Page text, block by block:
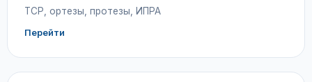
ТСР, ортезы, протезы, ИПРА
Перейти